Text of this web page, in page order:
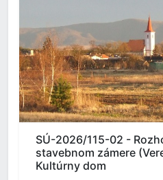
SÚ-2026/115-02 -
stavebnom zámere
Kultúrny dom